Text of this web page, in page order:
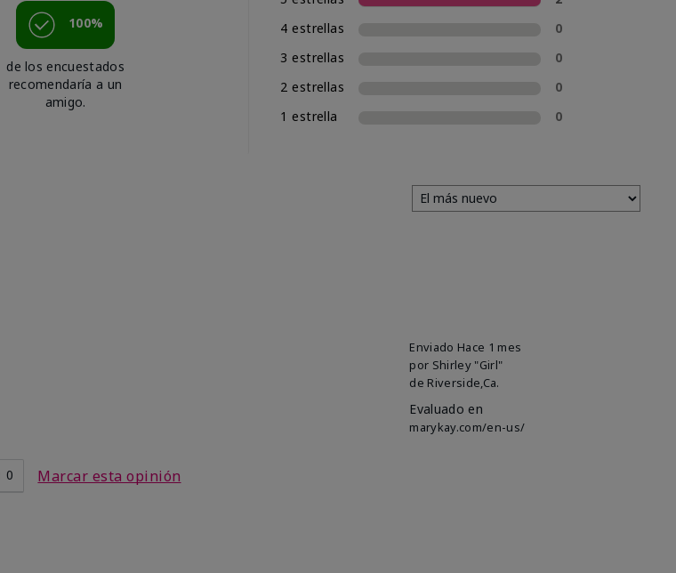
100%
de los encuestados
recomendaría a un
amigo.
4 estrellas
0
3 estrellas
0
2 estrellas
0
1 estrella
0
Enviado Hace 1 mes
por Shirley "Girl"
de Riverside,Ca.
Evaluado en
marykay.com/en-us/
0 Marcar esta opinión